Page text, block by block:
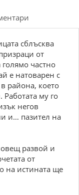
сблъсква
от
частно
е натоварен с
района, което
му го
негов
и… пазител на
развой и
от
на истината ще